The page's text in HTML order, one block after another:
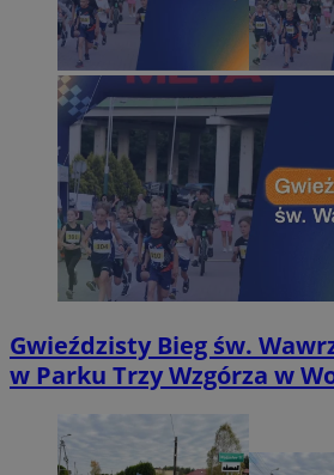
Gwieździsty Bieg św.
w Parku Trzy Wzgórza w